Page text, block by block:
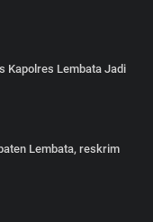
Kapolres Lembata Jadi
Lembata, reskrim